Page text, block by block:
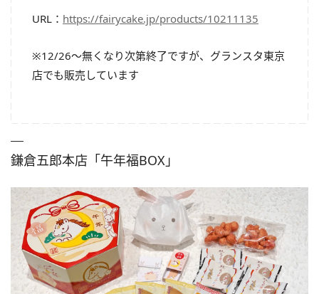
URL： https://fairycake.jp/products/10211135
※12/26〜無くなり次第終了ですが、グランスタ東京
店でも販売しています
鎌倉五郎本店「午年福BOX」